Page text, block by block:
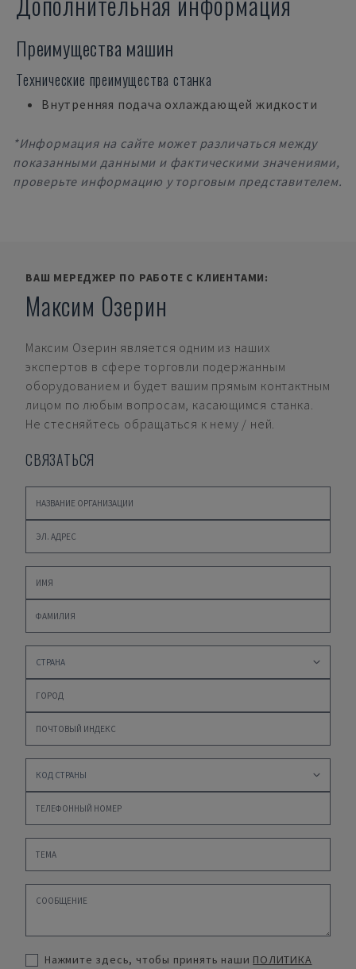
Преимущества машин
Технические преимущества станка
Внутренняя подача охлаждающей жидкости
*Информация на сайте может различаться между
показанными данными и фактическими значениями,
проверьте информацию у торговым представителем.
ВАШ МЕРЕДЖЕР ПО РАБОТЕ С КЛИЕНТАМИ:
Максим Озерин
Максим Озерин является одним из наших
экспертов в сфере торговли подержанным
оборудованием и будет вашим прямым контактным
лицом по любым вопросам, касающимся станка.
Не стесняйтесь обращаться к нему / ней.
СВЯЗАТЬСЯ
Нажмите здесь, чтобы принять наши ПОЛИТИКА